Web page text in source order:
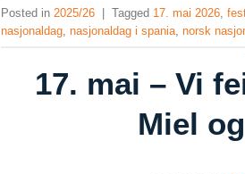
Posted in 2025/26 Tagged 17. mai 2026 ,
nasjonaldag ,nasjonaldag i spania ,norsk
17. mai – Vi
Miel